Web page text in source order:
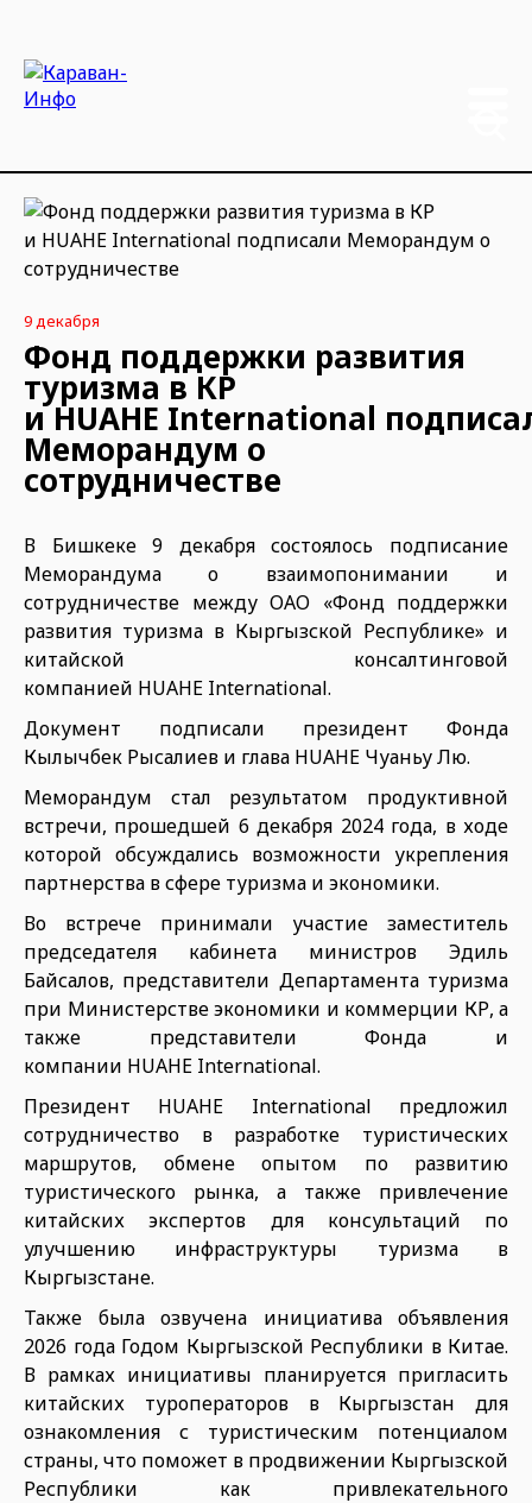
9 декабря
Фонд поддержки развития
туризма в КР
и HUAHE International
Меморандум о
сотрудничестве
В Бишкеке 9 декабря состоялось подписание
Меморандума о взаимопонимании и
сотрудничестве между ОАО «Фонд поддержки
развития туризма в Кыргызской Республике» и
китайской консалтинговой
компанией HUAHE International.
Документ подписали президент Фонда
Кылычбек Рысалиев и глава HUAHE Чуаньу Лю.
Меморандум стал результатом продуктивной
встречи, прошедшей 6 декабря 2024 года, в ходе
которой обсуждались возможности укрепления
партнерства в сфере туризма и экономики.
Во встрече принимали участие заместитель
председателя кабинета министров Эдиль
Байсалов, представители Департамента туризма
при Министерстве экономики и коммерции КР, а
также представители Фонда и
компании HUAHE International.
Президент HUAHE International предложил
сотрудничество в разработке туристических
маршрутов, обмене опытом по развитию
туристического рынка, а также привлечение
китайских экспертов для консультаций по
улучшению инфраструктуры туризма в
Кыргызстане.
Также была озвучена инициатива объявления
2026 года Годом Кыргызской Республики в Китае.
В рамках инициативы планируется пригласить
китайских туроператоров в Кыргызстан для
ознакомления с туристическим потенциалом
страны, что поможет в продвижении Кыргызской
Республики как привлекательного